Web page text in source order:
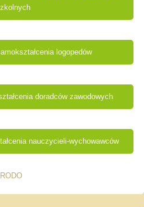
logopedów
doradców zawodowych
nauczycieli-wychowawców